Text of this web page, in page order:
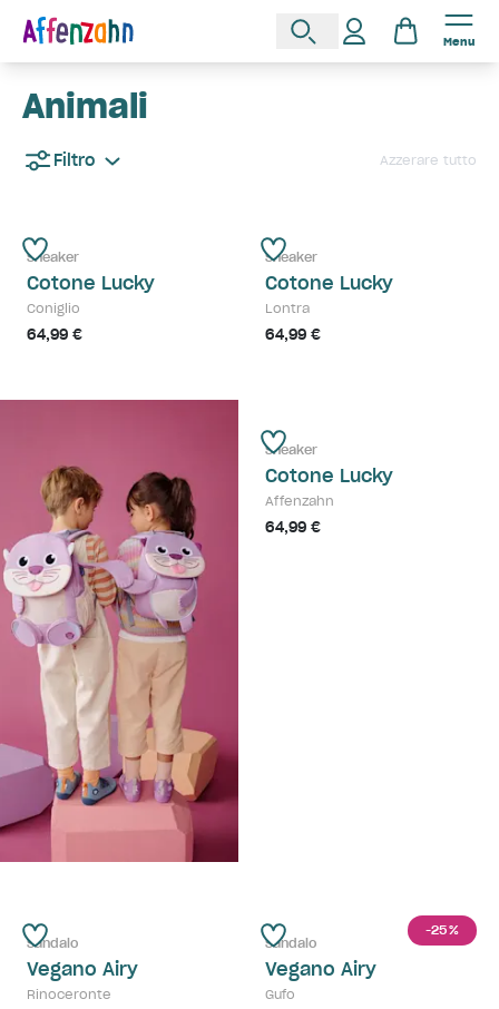
Menu
Animali
Filtro Azzerare tutto
Sneaker
Cotone Lucky
Coniglio
64,99 €
Sneaker
Cotone Lucky
Lontra
64,99 €
Sneaker
Cotone Lucky
Affenzahn
64,99 €
Sandalo
Vegano Airy
Rinoceronte
-25%
Sandalo
Vegano Airy
Gufo